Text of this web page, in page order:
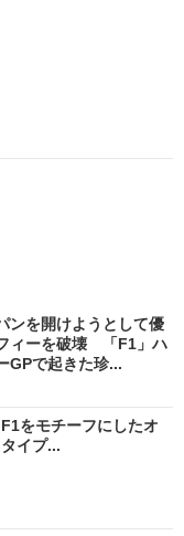
ンを開けようとして優
ィーを破壊 「F1」ハ
GPで起きた珍...
をモチーフにしたオ
イプ...